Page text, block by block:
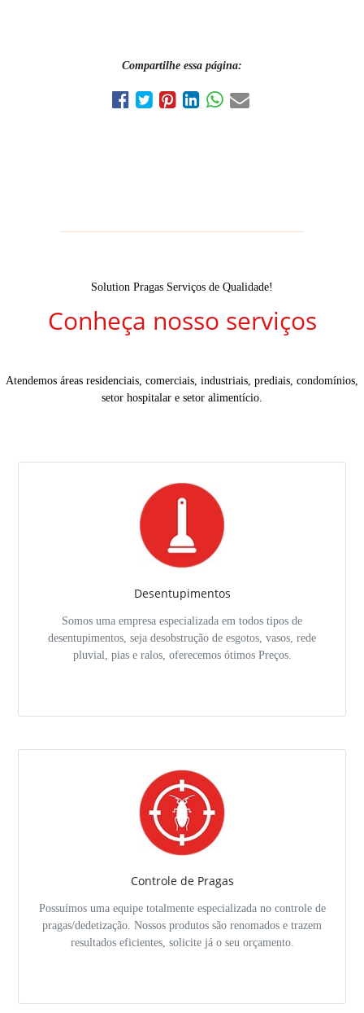
Compartilhe essa página:
Solution Pragas Serviços de Qualidade!
Conheça nosso serviços
Atendemos áreas residenciais, comerciais, industriais, prediais, condomínios,
setor hospitalar e setor alimentício.
Desentupimentos
Somos uma empresa especializada em todos tipos de
desentupimentos, seja desobstrução de esgotos, vasos, rede
pluvial, pias e ralos, oferecemos ótimos Preços.
Controle de Pragas
Possuímos uma equipe totalmente especializada no controle de
pragas/dedetização. Nossos produtos são renomados e trazem
resultados eficientes, solicite já o seu orçamento.